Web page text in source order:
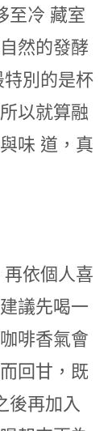
至冷 藏室
然的發酵
別的是杯
以就算融
味 道，真
依個人喜
議先喝一
啡香氣會
回甘，既
後再加入